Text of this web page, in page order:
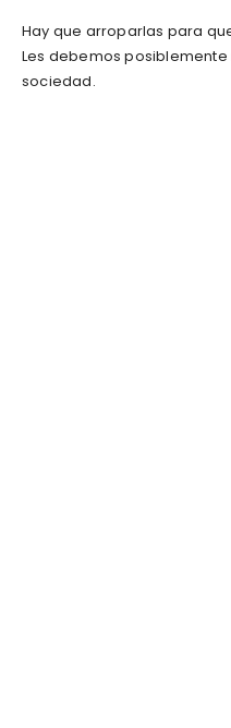
Hay que arroparlas para
Les debemos
sociedad.